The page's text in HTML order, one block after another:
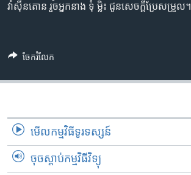
វ៉ាស៊ីនតោន​ រួច​អ្នកនាង​ ទុំ ម្លិះ ជូន​សេចក្តី​ប្រែ​សម្រួល​។
ចែករំលែក
មើល​កម្មវិធី​ទូរទស្សន៍
ចុចស្តាប់កម្មវិធីវិទ្យុ